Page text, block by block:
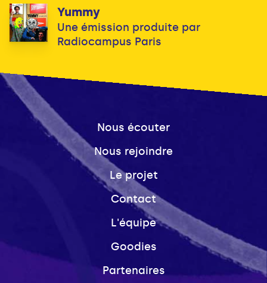
Yummy
Une émission produite par
Radiocampus Paris
Nous écouter
Nous rejoindre
Le projet
Contact
L'équipe
Goodies
Partenaires